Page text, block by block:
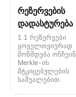
რეზერვების
დადასტურება
1:1 რეზერვები
ყოველთვიურად
მოწმდება ონჩეინ
Merkle-ის
მტკიცებულების
საშუალებით.